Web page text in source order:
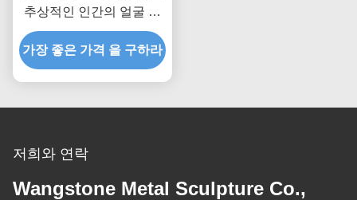
추상적인 인간의 얼굴 청
동 조각 고전 금속 예술 동
상 경관 공원 마당 장식
가장 좋은 가격 을 구하라
저희와 연락
Wangstone Metal Sculpture Co.,